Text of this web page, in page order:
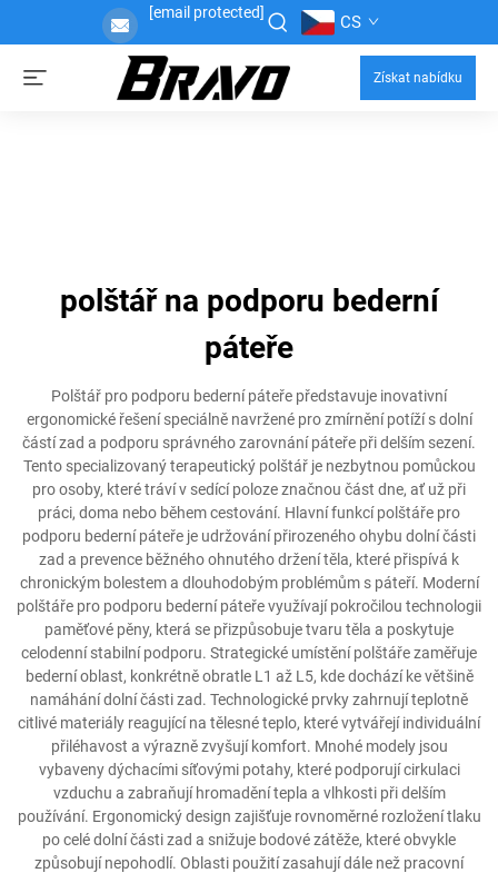
[email protected] CS
Získat nabídku
polštář na podporu bederní
páteře
Polštář pro podporu bederní páteře představuje inovativní
ergonomické řešení speciálně navržené pro zmírnění potíží s dolní
částí zad a podporu správného zarovnání páteře při delším sezení.
Tento specializovaný terapeutický polštář je nezbytnou pomůckou
pro osoby, které tráví v sedící poloze značnou část dne, ať už při
práci, doma nebo během cestování. Hlavní funkcí polštáře pro
podporu bederní páteře je udržování přirozeného ohybu dolní části
zad a prevence běžného ohnutého držení těla, které přispívá k
chronickým bolestem a dlouhodobým problémům s páteří. Moderní
polštáře pro podporu bederní páteře využívají pokročilou technologii
paměťové pěny, která se přizpůsobuje tvaru těla a poskytuje
celodenní stabilní podporu. Strategické umístění polštáře zaměřuje
bederní oblast, konkrétně obratle L1 až L5, kde dochází ke většině
namáhání dolní části zad. Technologické prvky zahrnují teplotně
citlivé materiály reagující na tělesné teplo, které vytvářejí individuální
přiléhavost a výrazně zvyšují komfort. Mnohé modely jsou
vybaveny dýchacími síťovými potahy, které podporují cirkulaci
vzduchu a zabraňují hromadění tepla a vlhkosti při delším
používání. Ergonomický design zajišťuje rovnoměrné rozložení tlaku
po celé dolní části zad a snižuje bodové zátěže, které obvykle
způsobují nepohodlí. Oblasti použití zasahují dále než pracovní